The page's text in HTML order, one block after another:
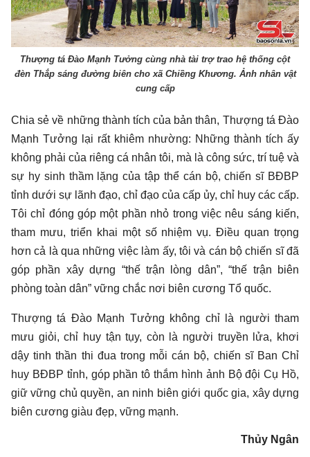
Thượng tá Đào Mạnh Tưởng cùng nhà tài trợ trao hệ thống cột
đèn Thắp sáng đường biên cho xã Chiềng Khương. Ảnh nhân vật
cung cấp
Chia sẻ về những thành tích của bản thân, Thượng tá Đào
Mạnh Tưởng lại rất khiêm nhường: Những thành tích ấy
không phải của riêng cá nhân tôi, mà là công sức, trí tuệ và
sự hy sinh thầm lặng của tập thể cán bộ, chiến sĩ BĐBP
tỉnh dưới sự lãnh đạo, chỉ đạo của cấp ủy, chỉ huy các cấp.
Tôi chỉ đóng góp một phần nhỏ trong việc nêu sáng kiến,
tham mưu, triển khai một số nhiệm vụ. Điều quan trọng
hơn cả là qua những việc làm ấy, tôi và cán bộ chiến sĩ đã
góp phần xây dựng “thế trận lòng dân”, “thế trận biên
phòng toàn dân” vững chắc nơi biên cương Tổ quốc.
Thượng tá Đào Mạnh Tưởng không chỉ là người tham
mưu giỏi, chỉ huy tận tụy, còn là người truyền lửa, khơi
dậy tinh thần thi đua trong mỗi cán bộ, chiến sĩ Ban Chỉ
huy BĐBP tỉnh, góp phần tô thắm hình ảnh Bộ đội Cụ Hồ,
giữ vững chủ quyền, an ninh biên giới quốc gia, xây dựng
biên cương giàu đẹp, vững mạnh.
Thủy Ngân